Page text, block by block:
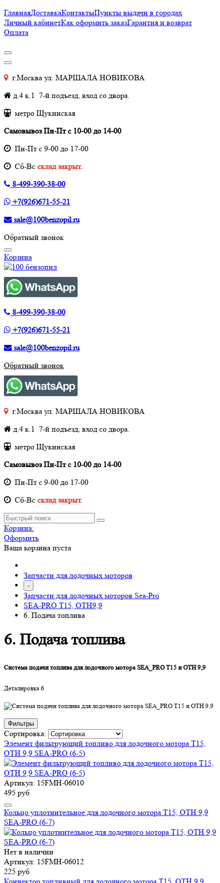
ГлавнаяДоставкаКонтактыПункты выдачи в городах
Личный кабинетКак оформить заказГарантия и возврат
Оплата
г.Москва ул. МАРШАЛА НОВИКОВА
д.4 к.1 7-й подъезд, вход со двора.
метро Щукинская
Самовывоз Пн-Пт с 10-00 до 14-00
Пн-Пт с 9-00 до 17-00
Cб-Вс склад закрыт.
8-499-390-38-00
+7(926)671-55-21
sale@100benzopil.ru
Обратный звонок
Корзина
8-499-390-38-00
+7(926)671-55-21
sale@100benzopil.ru
Обратный звонок
г.Москва ул. МАРШАЛА НОВИКОВА
д.4 к.1 7-й подъезд, вход со двора.
метро Щукинская
Самовывоз Пн-Пт с 10-00 до 14-00
Пн-Пт с 9-00 до 17-00
Cб-Вс склад закрыт.
Корзина:
Оформить
Ваша корзина пуста
Запчасти для лодочных моторов
-
Запчасти для лодочных моторов Sea-Pro
SEA-PRO Т15, ОТН9,9
6. Подача топлива
6. Подача топлива
Система подачи топлива для лодочного мотора SEA_PRO T15 и OTH 9,9
Деталировка 6
Фильтры
Сортировка:
Элемент фильтрующий топливо для лодочного мотора T15,
OTH 9,9 SEA-PRO (6-5)
Артикул: 15FMH-06010
495 руб
Кольцо уплотнительное для лодочного мотора T15, OTH 9,9
SEA-PRO (6-7)
Нет в наличии
Артикул: 15FMH-06012
225 руб